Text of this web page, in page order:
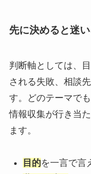
先に決めると迷
判断軸としては、
される失敗、相談
す。どのテーマで
情報収集が行き当
ます。
目的を一言で言